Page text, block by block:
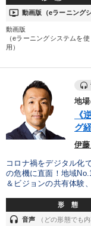
ondemand_video
しいただけます
経営リーダーの考え
148回夏季大会
2026年夏季全国経
数字・税務・決算書
オーナー社長の「
高める教材２選
ondemand_video 動画版（eラーニング
動画版
（eラーニングシステムを使
用）
地
《
グ
伊
コロナ禍をデジタル化
の危機に直面！地域
＆ビジョンの共有体験
形 態
headset 音声 （どの形態でも